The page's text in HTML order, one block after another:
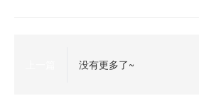
没有更多了~